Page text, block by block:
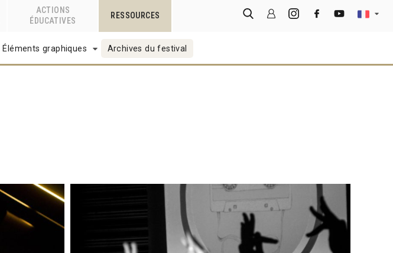
ACTIONS
ÉDUCATIVES
RESSOURCES
Éléments graphiques Archives du festival